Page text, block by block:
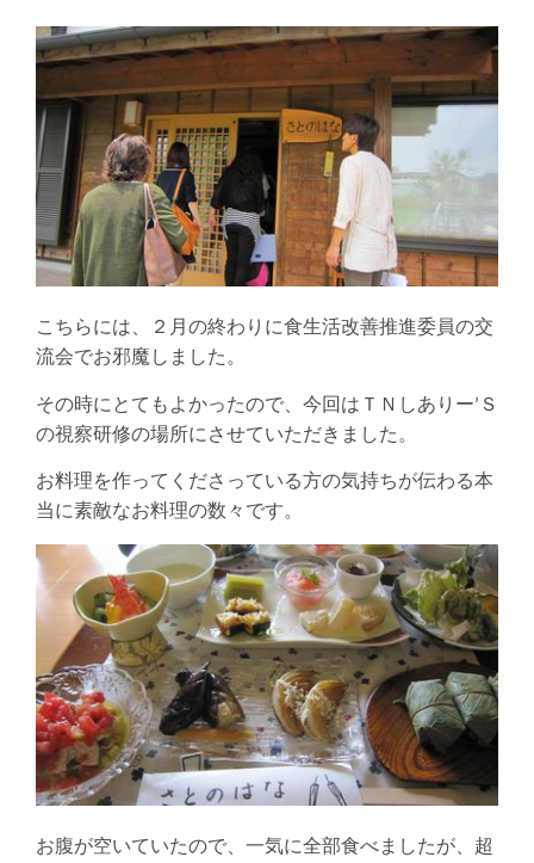
こちらには、２月の終わりに食生活改善推進委員の交
流会でお邪魔しました。
その時にとてもよかったので、今回はＴＮしありー’Ｓ
の視察研修の場所にさせていただきました。
お料理を作ってくださっている方の気持ちが伝わる本
当に素敵なお料理の数々です。
お腹が空いていたので、一気に全部食べましたが、超